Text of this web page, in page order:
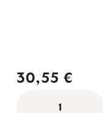
30,55 €